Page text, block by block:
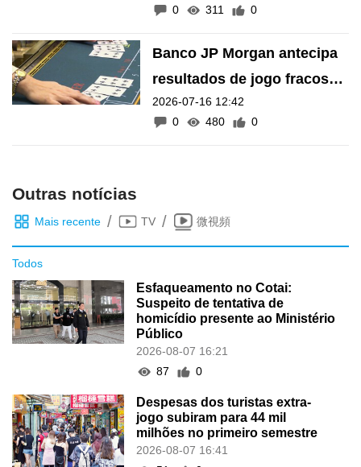
0
311 0
Banco JP Morgan antecipa
resultados de jogo fracos
no segundo trimestre
2026-07-16 12:42
0
480 0
Outras notícias
Mais recente / TV / 微視頻
Todos
Esfaqueamento no Cotai:
Suspeito de tentativa de
homicídio presente ao Ministério
Público
2026-08-07 16:21
87
0
Despesas dos turistas extra-
jogo subiram para 44 mil
milhões no primeiro semestre
2026-08-07 16:41